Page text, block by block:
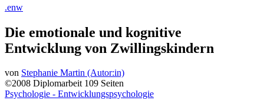
.enw
Die emotionale und kognitive
Entwicklung von Zwillingskindern
von Stephanie Martin (Autor:in)
©2008 Diplomarbeit 109 Seiten
Psychologie - Entwicklungspsychologie